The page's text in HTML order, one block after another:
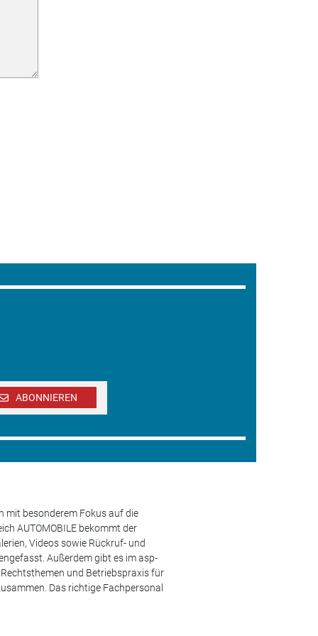
ABONNIEREN
mit besonderem Fokus auf die
AUTOMOBILE bekommt der
Videos sowie Rückruf- und
Außerdem gibt es im asp-
und Betriebspraxis für
Das richtige Fachpersonal